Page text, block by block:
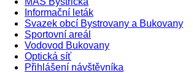
Informační leták
Svazek obcí Bystrovany a Bukovany
Sportovní areál
Vodovod Bukovany
Optická síť
Přihlášení návštěvníka